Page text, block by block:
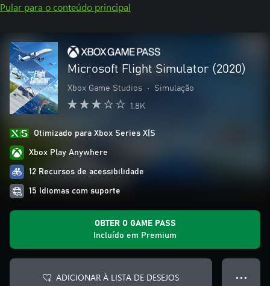
Pular para o conteúdo principal
Microsoft Flight Simulator (2020)
Xbox Game Studios • Simulação
1.8K
Otimizado para Xbox Series X|S
Xbox Play Anywhere
12 Recursos de acessibilidade
15 Idiomas com suporte
OBTER O GAME PASS
Incluído em Premium
ADICIONAR À LISTA DE DESEJOS ● ● ●